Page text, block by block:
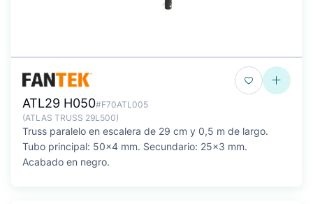
ATL29 H050#F70ATL005
(ATLAS TRUSS 29L500)
Truss paralelo en escalera de 29 cm y 0,5 m de largo.
Tubo principal: 50x4 mm. Secundario: 25x3 mm.
Acabado en negro.